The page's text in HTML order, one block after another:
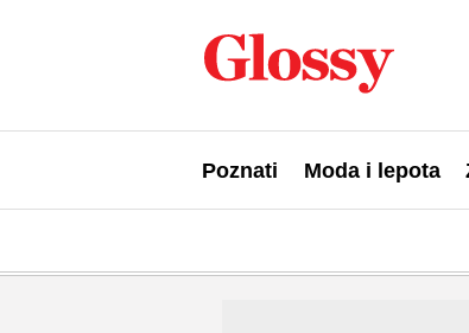
Poznati Moda i lepota